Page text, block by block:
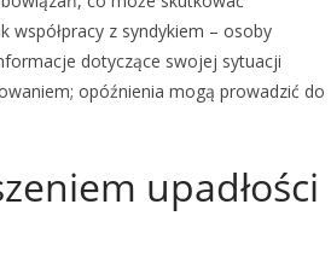
współpracy z syndykiem – osoby
dotyczące swojej sytuacji
opóźnienia mogą prowadzić do
upadłości